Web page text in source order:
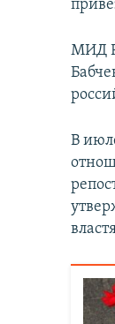
МИД
В